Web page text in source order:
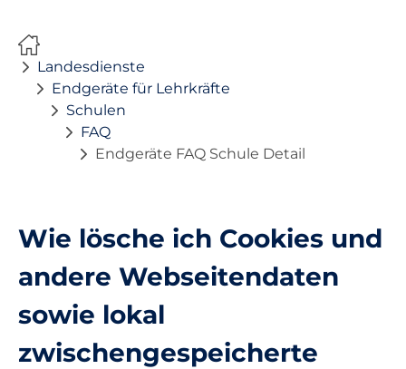
Beratung
Fortbildung
Ausstattung
Landesdienste
Landesdienste
Endgeräte für Lehrkräfte
Schulen
FAQ
Endgeräte FAQ Schule Detail
Wie lösche ich Cookies und
andere Webseitendaten
sowie lokal
zwischengespeicherte